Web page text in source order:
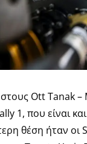
στους Ott Tanak
1, που είναι
θέση ήταν οι